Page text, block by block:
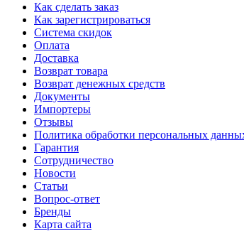
Как сделать заказ
Как зарегистрироваться
Система скидок
Оплата
Доставка
Возврат товара
Возврат денежных средств
Документы
Импортеры
Отзывы
Политика обработки персональных
Гарантия
Сотрудничество
Новости
Статьи
Вопрос-ответ
Бренды
Карта сайта